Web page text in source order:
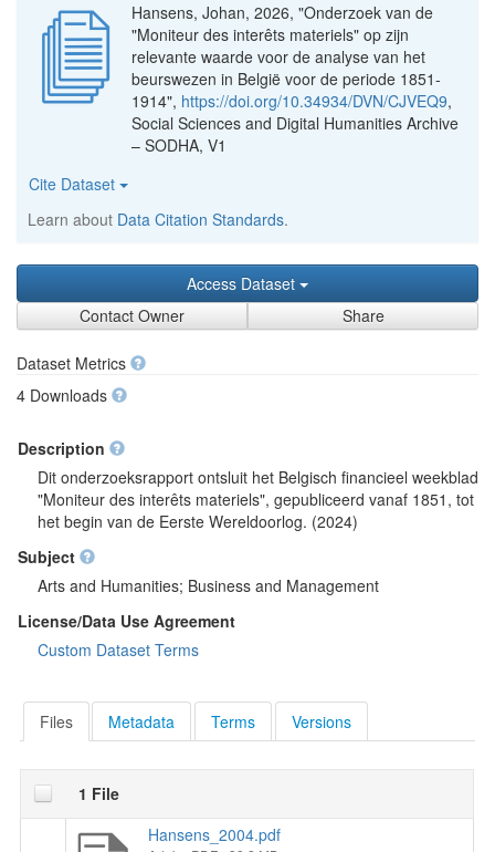
Hansens, Johan, 2026, "Onderzoek van de
"Moniteur des interêts materiels" op zijn
relevante waarde voor de analyse van het
beurswezen in België voor de periode 1851-
1914", https://doi.org/10.34934/DVN/CJVEQ9,
Social Sciences and Digital Humanities Archive
– SODHA, V1
Cite Dataset
Learn about Data Citation Standards.
Access Dataset
Contact Owner
Share
Dataset Metrics
4 Downloads
Description
Dit onderzoeksrapport ontsluit het Belgisch financieel weekblad
"Moniteur des interêts materiels", gepubliceerd vanaf 1851, tot
het begin van de Eerste Wereldoorlog. (2024)
Subject
Arts and Humanities; Business and Management
License/Data Use Agreement
Custom Dataset Terms
Files Metadata Terms Versions
1 File
Hansens_2004.pdf